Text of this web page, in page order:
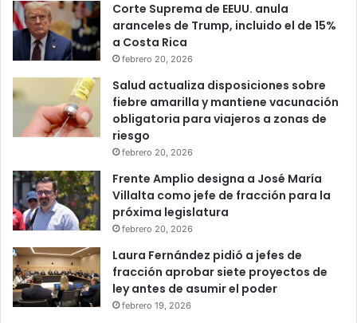
Corte Suprema de EEUU. anula
aranceles de Trump, incluido el de 15%
a Costa Rica
febrero 20, 2026
Salud actualiza disposiciones sobre
fiebre amarilla y mantiene vacunación
obligatoria para viajeros a zonas de
riesgo
febrero 20, 2026
Frente Amplio designa a José María
Villalta como jefe de fracción para la
próxima legislatura
febrero 20, 2026
Laura Fernández pidió a jefes de
fracción aprobar siete proyectos de
ley antes de asumir el poder
febrero 19, 2026